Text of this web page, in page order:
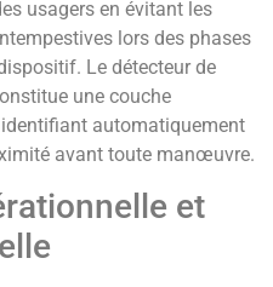
usagers en évitant les
lors des phases
Le détecteur de
une couche
automatiquement
avant toute manœuvre.
et